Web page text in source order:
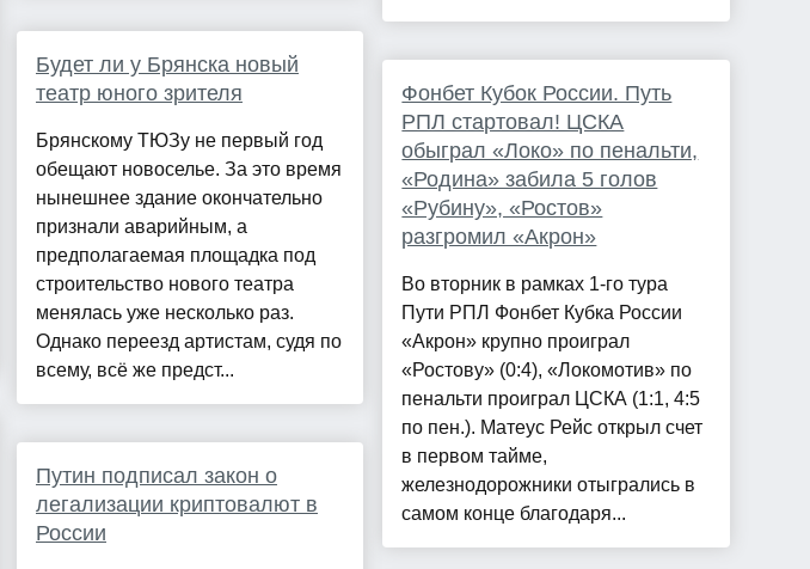
Будет ли у Брянска новый
театр юного зрителя
Брянскому ТЮЗу не первый год
обещают новоселье. За это время
нынешнее здание окончательно
признали аварийным, а
предполагаемая площадка под
строительство нового театра
менялась уже несколько раз.
Однако переезд артистам, судя по
всему, всё же предст...
Путин подписал закон о
легализации криптовалют в
России
Фонбет Кубок России. Путь
РПЛ стартовал! ЦСКА
обыграл «Локо» по пенальти,
«Родина» забила 5 голов
«Рубину», «Ростов»
разгромил «Акрон»
Во вторник в рамках 1-го тура
Пути РПЛ Фонбет Кубка России
«Акрон» крупно проиграл
«Ростову» (0:4), «Локомотив» по
пенальти проиграл ЦСКА (1:1, 4:5
по пен.). Матеус Рейс открыл счет
в первом тайме,
железнодорожники отыгрались в
самом конце благодаря...